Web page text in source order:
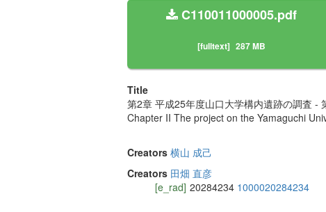
C110011000005.pdf
[fulltext] 287 MB
Title
第2章 平成25年度山口大学構内遺跡の調査 -
Chapter II The project on the Yamaguchi
Creators 横山 成己
Creators 田畑 直彦
[e_rad] 20284234 1000020284234